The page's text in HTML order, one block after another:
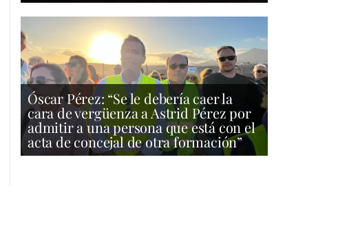
Óscar Pérez: “Se le debería caer la
cara de vergüenza a Astrid Pérez por
admitir a una persona que está con el
acta de concejal de otra formación”